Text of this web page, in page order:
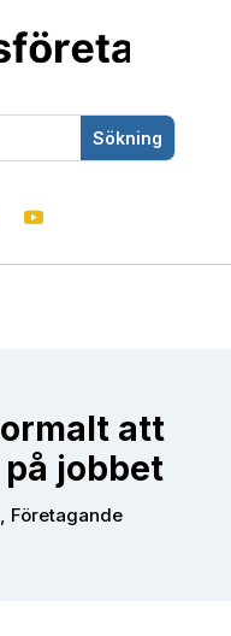
att
jobbet
, Företagande